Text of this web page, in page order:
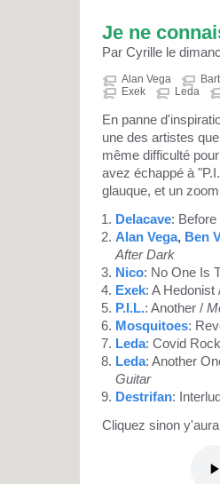
Je ne
Par Cyrille le
Alan Vega
Exek
Leda
En panne
une des artistes
même difficulté
avez échappé à
glauque, et un
Delacave:
Alan Vega, Ben
After Dark
Nico: No One Is
Exek: A Hedonist
P.I.L.: Another /
Mosquitoes:
Leda: Covid
Leda: Another
Guitar
Destrifan:
Cliquez sinon